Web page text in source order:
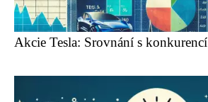
Akcie Tesla: Srovnání s konkurencí